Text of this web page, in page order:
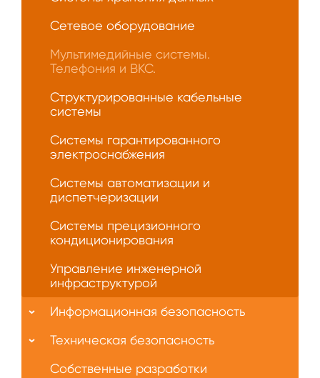
Сетевое оборудование
Мультимедийные системы.
Телефония и ВКС.
Структурированные кабельные
системы
Системы гарантированного
электроснабжения
Системы автоматизации и
диспетчеризации
Системы прецизионного
кондиционирования
Управление инженерной
инфраструктурой
Информационная безопасность
Техническая безопасность
Собственные разработки